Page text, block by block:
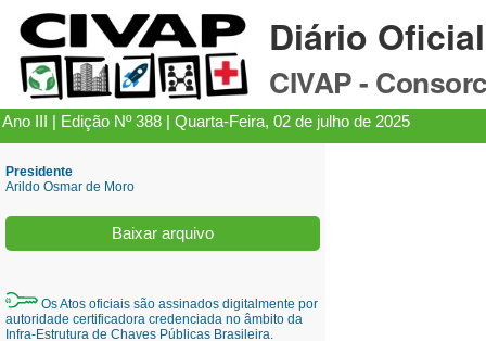
Diário
CIVAP -
Ano III | Edição Nº 388 | Quarta-Feira, 02 de julho de 2025
Presidente
Arildo Osmar de Moro
Baixar arquivo
Os Atos oficiais são assinados digitalmente por
autoridade certificadora credenciada no âmbito da
Infra-Estrutura de Chaves Públicas Brasileira.